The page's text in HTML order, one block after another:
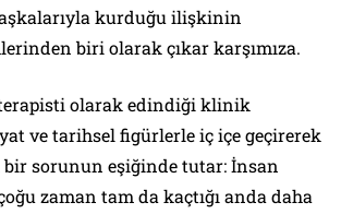
kurduğu ilişkinin
biri olarak çıkar karşımıza.
olarak edindiği klinik
ve tarihsel figürlerle iç içe geçirerek
bir sorunun eşiğinde tutar: İnsan
zaman tam da kaçtığı anda daha